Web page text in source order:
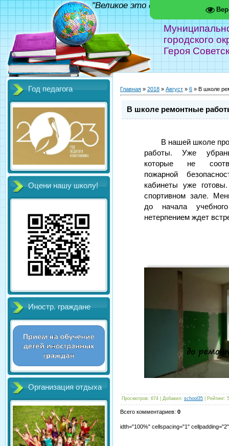
городского
Героя
"Великое это дело - школа!"
Год педагога
Оцени нашу школу!
Иностр. граждане
Организация отдыха
Главная » 2018 » Август » 6 » В школе
В школе ремонтные
В нашей школе
работы. Уже
которые не
пожарной
кабинеты уже
спортивном зале.
до начала
нетерпением ждет
Просмотров: 674 Добавил: school35 Рейтинг:
Всего комментариев: 0
idth="100%" cellspacing="1"